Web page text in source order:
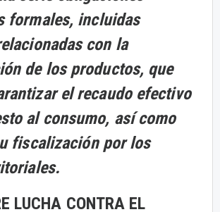
formales, incluidas
con la
de los productos, que
el recaudo efectivo
al consumo, así como
fiscalización por los
LUCHA CONTRA EL